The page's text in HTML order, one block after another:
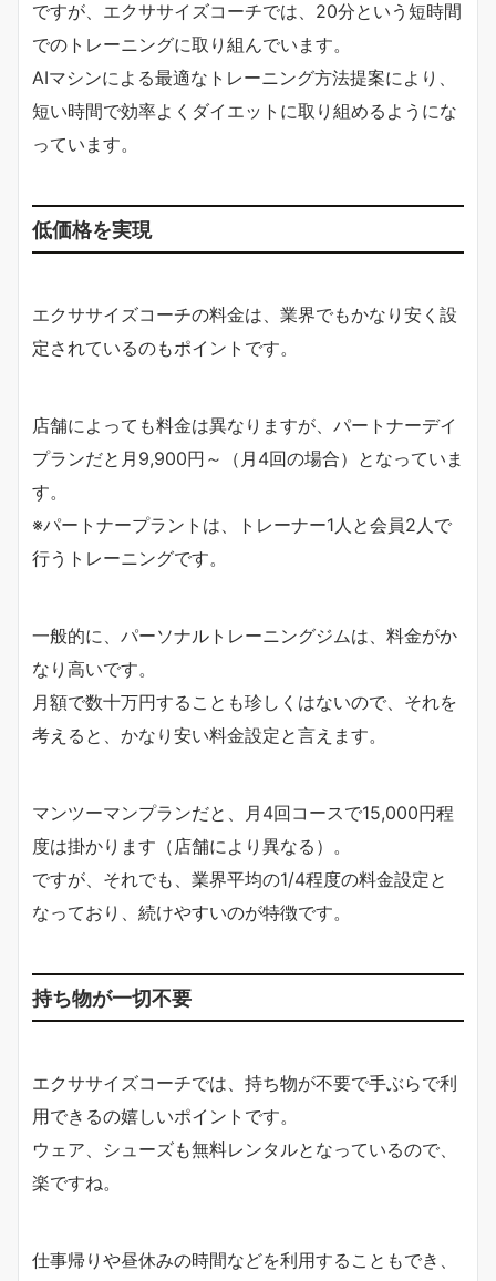
ですが、エクササイズコーチでは、20分という短時間
でのトレーニングに取り組んでいます。
AIマシンによる最適なトレーニング方法提案により、
短い時間で効率よくダイエットに取り組めるようにな
っています。
低価格を実現
エクササイズコーチの料金は、業界でもかなり安く設
定されているのもポイントです。
店舗によっても料金は異なりますが、パートナーデイ
プランだと月9,900円～（月4回の場合）となっていま
す。
※パートナープラントは、トレーナー1人と会員2人で
行うトレーニングです。
一般的に、パーソナルトレーニングジムは、料金がか
なり高いです。
月額で数十万円することも珍しくはないので、それを
考えると、かなり安い料金設定と言えます。
マンツーマンプランだと、月4回コースで15,000円程
度は掛かります（店舗により異なる）。
ですが、それでも、業界平均の1/4程度の料金設定と
なっており、続けやすいのが特徴です。
持ち物が一切不要
エクササイズコーチでは、持ち物が不要で手ぶらで利
用できるの嬉しいポイントです。
ウェア、シューズも無料レンタルとなっているので、
楽ですね。
仕事帰りや昼休みの時間などを利用することもでき、